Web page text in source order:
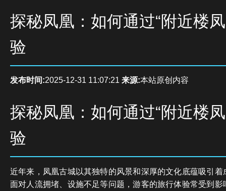
探秘凤凰：如何通过“附近楼
验
发布时间:2025-12-31 11:07:21 来源:本站原创内容
探秘凤凰：如何通过“附近楼
验
近年来，凤凰古城以其独特的风景和深厚的文化底蕴吸引
面对人流拥堵、设施不足等问题，游客的旅行体验常受到